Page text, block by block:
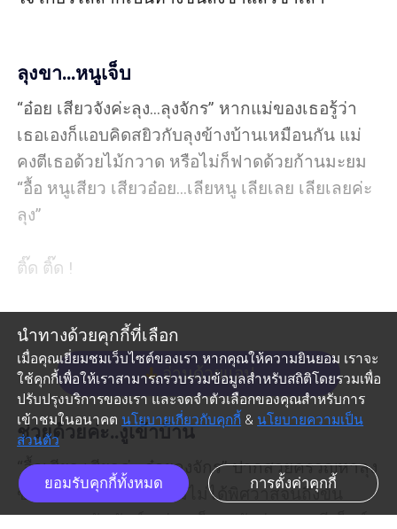
นำทางด้วยคุกกี้ที่เลือก
เมื่อคุณเยี่ยมชมเว็บไซต์ของเรา หากคุณให้ความยินยอม เราจะ
ใช้คุกกี้เพื่อให้เราสามารถรวบรวมข้อมูลสำหรับสถิติโดยรวมเพื่อ
ปรับปรุงบริการของเรา และจดจำตัวเลือกของคุณสำหรับการ
เข้าชมในอนาคต นโยบายเกี่ยวกับคุกกี้ & นโยบายความเป็น
ส่วนตัว
ยอมรับคุกกี้ทั้งหมด การตั้งค่าคุกกี้
ลุงขา...หนูเจ็บ
“อ๋อย เสียวจังค่ะลุง...ลุงจักร” หากแม่ของเธอรู้ว่า
เธอเองก็แอบคิดสยิวกับลุงข้างบ้านเหมือนกัน แม่
คงตีเธอด้วยไม้กวาด หรือไม่ก็ฟาดด้วยก้านมะยม
“อื้อ หนูเสียว เสียวอ๋อย...เลียหนู เลียเลย เลียเลยค่ะ
ลุง”
ติ๊ด ติ๊ด !
“โอ๊ย!” เสียงข้อความไลน์ดังขึ้น ทำเธอตกใจสะดุ้ง
โหยง รีบคว้าโทรศัพท์มาดูข้อความอย่างหัวเสีย
“หมดอารมณ์เลยฉัน เฮ่อ...คืนนี้แม่อยู่เวรที่โรง
พยาบาลทั้งคืนงั้นเหรอ...งั้นก็หมายความว่า คืนนี้
บ้านก็เป็นของเราคนเดียวอีกน่ะสิ สุดยอด!”
เมื่อบ้านเป็นของเธอ การที่เธอจะทำอะไรตามใจ
ปรารถนา มันก็คงไม่แปลกใช่มั้ย อย่างเช่นการเดิน
arrow_downอ่านด้วยแอป
ช่วยด้วยค่ะ..งูเข้าบ้าน
“อื้อเสียว เสียวค่ะ อ๋อยลุงจักร” ปากสวยครวญหาลุง
ข้างบ้านไม่ขาดปาก แม้ไม่ได้พิศวาสจนถึงขั้น
อยากสานสัมพันธ์ แต่เธอก็ยอมรับว่าอยากมีเซ็กส์